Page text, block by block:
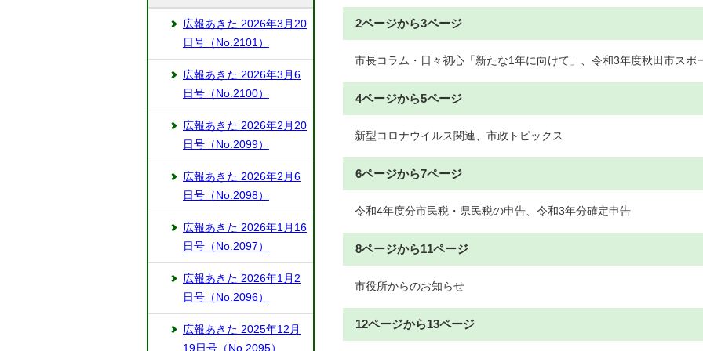
2ページから3ページ
市長コラム・日々初心「新たな1年に向けて」、令和3年度秋田市スポ
4ページから5ページ
新型コロナウイルス関連、市政トピックス
6ページから7ページ
令和4年度分市民税・県民税の申告、令和3年分確定申告
8ページから11ページ
市役所からのお知らせ
12ページから13ページ
広報あきた 2026年3月20
日号（No.2101）
広報あきた 2026年3月6
日号（No.2100）
広報あきた 2026年2月20
日号（No.2099）
広報あきた 2026年2月6
日号（No.2098）
広報あきた 2026年1月16
日号（No.2097）
広報あきた 2026年1月2
日号（No.2096）
広報あきた 2025年12月
19日号（No.2095）